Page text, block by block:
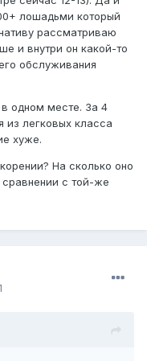
лошадьми который
рассматриваю
и внутри он какой-то
обслуживания
одном месте. За 4
из легковых класса
хуже.
На сколько оно
сравнении с той-же